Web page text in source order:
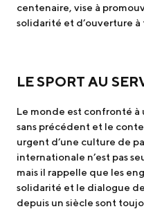
centenaire, vise à
solidarité et d’ouverture à
LE SPORT AU
Le monde est confronté
sans précédent et le
urgent d’une culture de
internationale n’est pas
mais il rappelle que les
solidarité et le dialogue
depuis un siècle sont